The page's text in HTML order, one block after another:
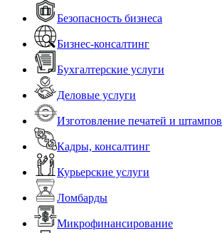
Безопасность бизнеса
Бизнес-консалтинг
Бухгалтерские услуги
Деловые услуги
Изготовление печатей и штампов
Кадры, консалтинг
Курьерские услуги
Ломбарды
Микрофинансирование